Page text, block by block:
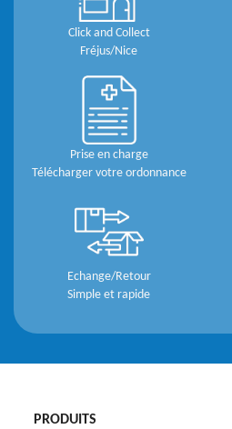
Click and Collect
Fréjus/Nice
Prise en charge
Télécharger votre ordonnance
Echange/Retour
Simple et rapide
PRODUITS